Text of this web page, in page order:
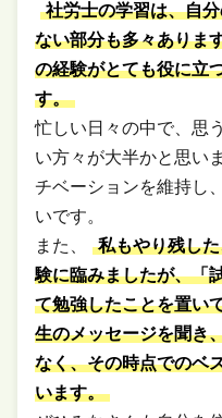
社労士の学習は、自
ない部分も多々ありま
の経験がとても役に立
す。
忙しい日々の中で、思
い方々が大半かと思い
チベーションを維持し
いです。
また、
私もやり残し
験に臨みましたが、「
て勉強したことを置い
生のメッセージを聞き
なく、その時点でのベ
います。